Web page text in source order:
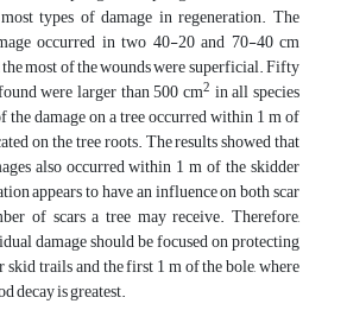
types of damage in regeneration. The
occurred in two 40-20 and 70-40 cm
the most of the wounds were superficial. Fifty
were larger than 500 cm2 in all species
the damage on a tree occurred within 1 m of
on the tree roots. The results showed that
also occurred within 1 m of the skidder
appears to have an influence on both scar
of scars a tree may receive. Therefore,
damage should be focused on protecting
skid trails and the first 1 m of the bole, where
decay is greatest.